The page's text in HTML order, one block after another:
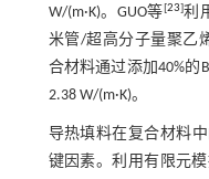
W/(m·K)。GUO等[23]利
米管/超高分子量聚乙烯
合材料通过添加40%的
2.38 W/(m·K)。
导热填料在复合材料
键因素。利用有限元